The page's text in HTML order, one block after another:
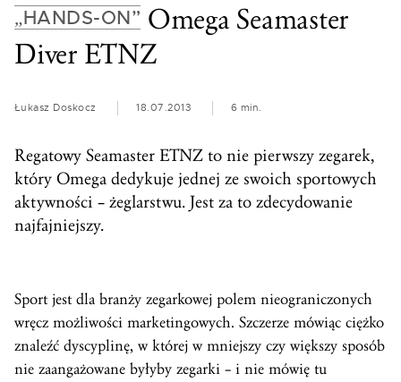
„HANDS-ON” Omega Seamaster
Diver ETNZ
Łukasz Doskocz 18.07.2013 6 min.
Regatowy Seamaster ETNZ to nie pierwszy zegarek,
który Omega dedykuje jednej ze swoich sportowych
aktywności – żeglarstwu. Jest za to zdecydowanie
najfajniejszy.
Sport jest dla branży zegarkowej polem nieograniczonych
wręcz możliwości marketingowych. Szczerze mówiąc ciężko
znaleźć dyscyplinę, w której w mniejszy czy większy sposób
nie zaangażowane byłyby zegarki – i nie mówię tu